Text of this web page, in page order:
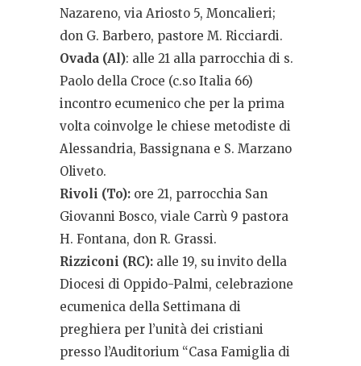
Nazareno, via Ariosto 5, Moncalieri;
don G. Barbero, pastore M. Ricciardi.
Ovada (Al): alle 21 alla parrocchia di s.
Paolo della Croce (c.so Italia 66)
incontro ecumenico che per la prima
volta coinvolge le chiese metodiste di
Alessandria, Bassignana e S. Marzano
Oliveto.
Rivoli (To): ore 21, parrocchia San
Giovanni Bosco, viale Carrù 9 pastora
H. Fontana, don R. Grassi.
Rizziconi (RC): alle 19, su invito della
Diocesi di Oppido-Palmi, celebrazione
ecumenica della Settimana di
preghiera per l’unità dei cristiani
presso l’Auditorium “Casa Famiglia di